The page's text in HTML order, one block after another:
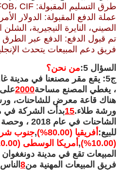
طرق التسليم المقبولة: FOB، CIF
عملة الدفع المقبولة: الدولار
الصيني، النايرة النيجيرية، الشلن
تم قبول الدفع: الدفع عبر الطرق
فريق دعم المبيعات يتحدث
السؤال 5:
من نحن؟
ج5: يقع مقر مصنعنا في مدينة
، يغطي المصنع مساحة2000
هناك قاعة معرض للشاحنات،
ورشة طلاء.15بدأت الشركة في
الشاحنات في
للبيع: أفريقيا (80.00%) ,جنوب
(10.00%)
, أمريكا الوسطى (10.00%)
المبيعات تقع في مدينة
فريق المبيعات المهنية من8